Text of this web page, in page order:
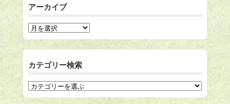
アーカイブ
カテゴリー検索